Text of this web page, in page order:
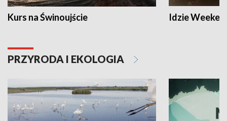
Kurs na Świnoujście Idzie
PRZYRODA I EKOLOGIA